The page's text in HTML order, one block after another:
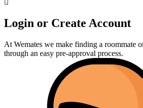
Login or Create Account
At Wemates we make finding a roommate
through an easy pre-approval process.